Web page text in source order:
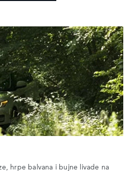
hrpe balvana i bujne livade na